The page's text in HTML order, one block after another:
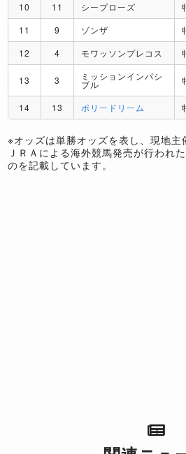
10
11 シープローズ
11
9 ゾンザ
12
4 モワッソンプレコス
13 3 ミッションインパシ
ブル
14 13 ポリードリーム
※オッズは単勝オッズを表し、現地主
ＪＲＡによる海外競馬発売が行われ
のを記載しています。